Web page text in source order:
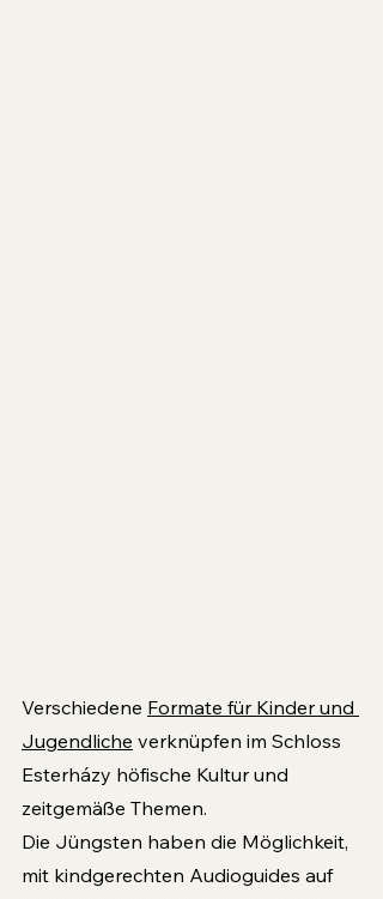
Verschiedene Formate für Kinder und
Jugend­liche verknüpfen im Schloss
Esterházy höfische Kultur und
zeitgemäße Themen.
Die Jüngsten haben die Möglichkeit,
mit kindgerechten Audio­guides auf